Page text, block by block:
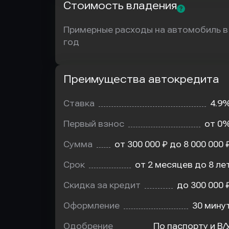
Стоимость владения
Примерные расходы на автомобиль в
год
Преимущества автокредита
Ставка
Первый взнос от
Сумма от 300 000 ₽ до 8 000 000
Срок от 2 месяцев до 8
Скидка за кредит до 300 000
Оформление 30
Одобрение По паспорту и В/